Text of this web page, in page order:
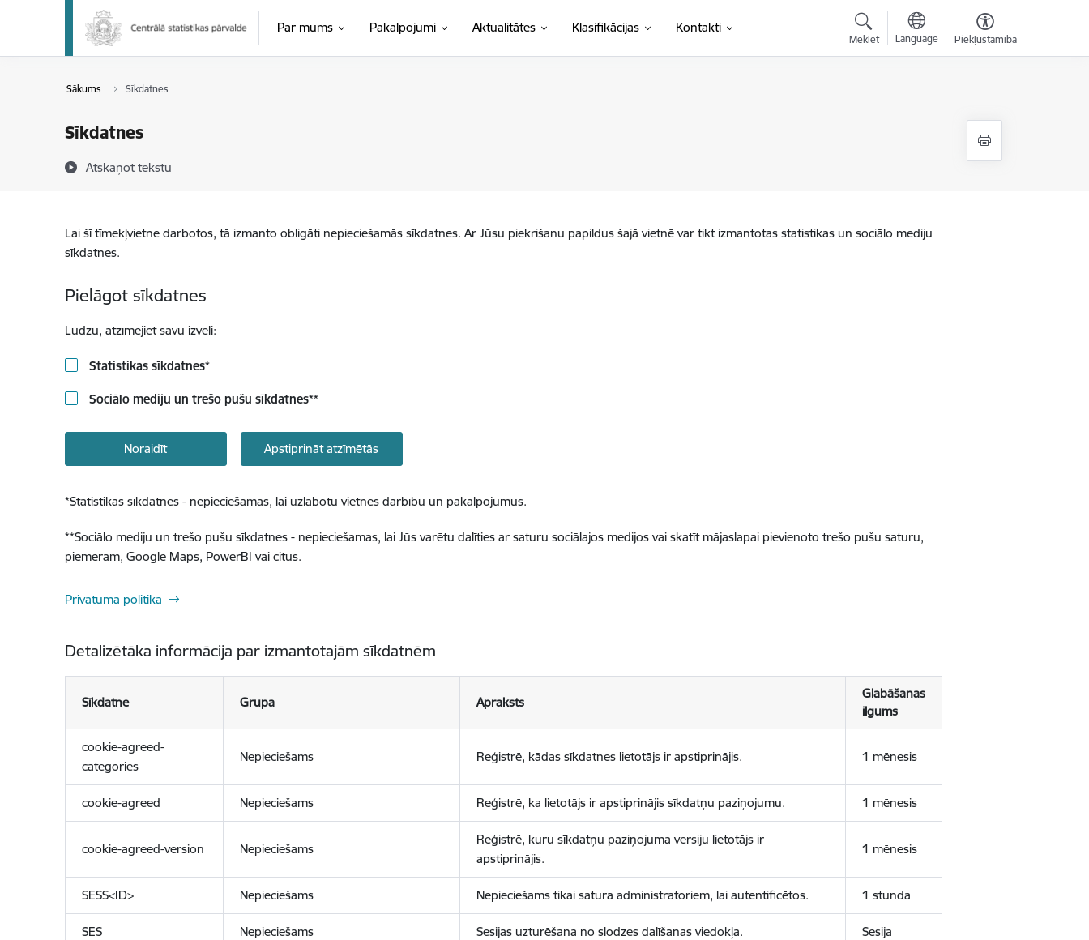
Pāriet uz lapas saturu
Par mums Pakalpojumi Aktualitātes Klasifikācijas(Ārējā saite)
Kontakti
Meklēt Language Piekļūstamība
Sākums Sīkdatnes
Sīkdatnes
Atskaņot tekstu
Lai šī tīmekļvietne darbotos, tā izmanto obligāti nepieciešamās sīkdatnes. Ar Jūsu piekrišanu papildus šajā vietnē var tikt izmantotas statistikas un sociālo mediju
sīkdatnes.
Pielāgot sīkdatnes
Lūdzu, atzīmējiet savu izvēli:
Statistikas sīkdatnes*
Sociālo mediju un trešo pušu sīkdatnes**
Noraidīt Apstiprināt atzīmētās
*Statistikas sīkdatnes - nepieciešamas, lai uzlabotu vietnes darbību un pakalpojumus.
**Sociālo mediju un trešo pušu sīkdatnes - nepieciešamas, lai Jūs varētu dalīties ar saturu sociālajos medijos vai skatīt mājaslapai pievienoto trešo pušu saturu,
piemēram, Google Maps, PowerBI vai citus.
Privātuma politika
Detalizētāka informācija par izmantotajām sīkdatnēm
Sīkdatne Grupa Apraksts
Glabāšanas
ilgums
cookie-agreed-
categories
Nepieciešams Reģistrē, kādas sīkdatnes lietotājs ir apstiprinājis. 1 mēnesis
cookie-agreed Nepieciešams Reģistrē, ka lietotājs ir apstiprinājis sīkdatņu paziņojumu. 1 mēnesis
cookie-agreed-version Nepieciešams
Reģistrē, kuru sīkdatņu paziņojuma versiju lietotājs ir
apstiprinājis.
1 mēnesis
SESS<ID> Nepieciešams Nepieciešams tikai satura administratoriem, lai autentificētos. 1 stunda
SES Nepieciešams Sesijas uzturēšana no slodzes dalīšanas viedokļa. Sesija